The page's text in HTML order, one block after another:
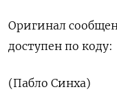
Оригинал
доступен по коду:
(Пабло Синха)